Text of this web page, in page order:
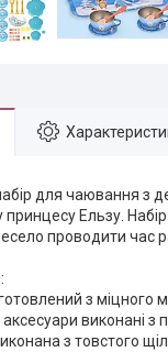
для чаювання з
принцесу Ельзу.
проводити час
з міцного
аксесуари виконані з
з товстого